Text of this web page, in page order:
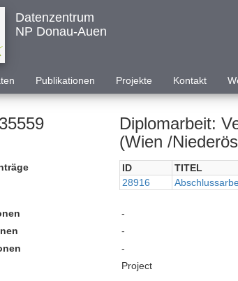
Datenzentrum
NP Donau-Auen
Publikationen Projekte Kontakt
Diplomarbeit:
(Wien /
ID TITEL
28916
-
-
-
Project